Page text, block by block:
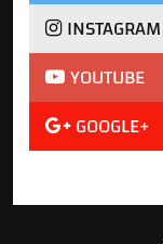
INSTAGRAM
YOUTUBE
GOOGLE+